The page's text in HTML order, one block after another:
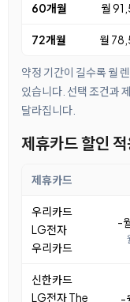
60개월 월
72개월 월
약정 기간이 길수록 월
있습니다. 선택 조건과
달라집니다.
제휴카드 할인
제휴카드
우리카드
LG전자
우리카드
-
신한카드
LG전자 The
-